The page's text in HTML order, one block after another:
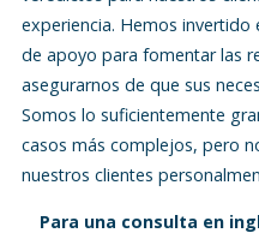
experiencia. Hemos
de apoyo para fomentar las
asegurarnos de que sus
Somos lo suficientemente
casos más complejos, pero
nuestros clientes
Para una consulta en